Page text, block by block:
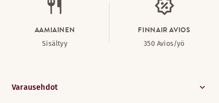
AAMIAINEN
Sisältyy
FINNAIR AVIOS
350 Avios/yö
Varausehdot